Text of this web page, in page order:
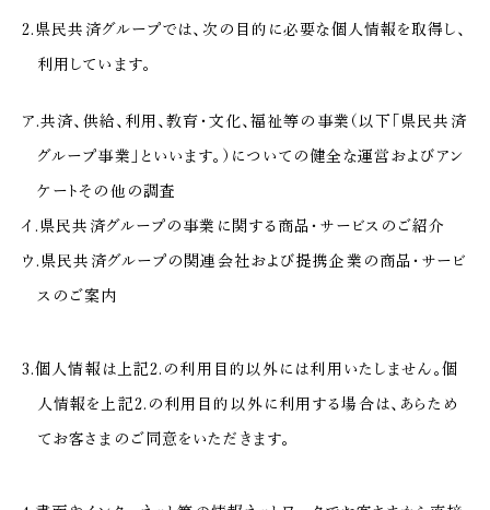
2.県民共済グループでは、次の目的に必要な個人情報を取得し、
利用しています。
ア.共済、供給、利用、教育・文化、福祉等の事業（以下「県民共済
グループ事業」といいます。）についての健全な運営およびアン
ケートその他の調査
イ.県民共済グループの事業に関する商品・サービスのご紹介
ウ.県民共済グループの関連会社および提携企業の商品・サービ
スのご案内
3.個人情報は上記2.の利用目的以外には利用いたしません。個
人情報を上記2.の利用目的以外に利用する場合は、あらため
てお客さまのご同意をいただきます。